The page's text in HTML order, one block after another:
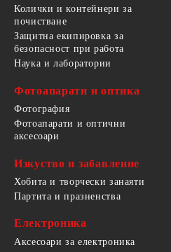
Колички и контейнери за
почистване
Защитна екипировка за
безопасност при работа
Наука и лаборатории
Фотоапарати и оптика
Фотография
Фотоапарати и оптични
аксесоари
Изкуство и забавление
Хобита и творчески занаяти
Партита и празненства
Електроника
Аксесоари за електроника